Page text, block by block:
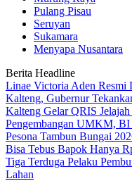
Pulang Pisau
Seruyan
Sukamara
Menyapa Nusantara
Berita Headline
Linae Victoria Aden Resmi
Kalteng, Gubernur
Kalteng Gelar QRIS
Pengembangan UMKM,
Pesona Tambun Bungai
Bisa Tebus Bapok Hanya
Tiga Terduga Pelaku
Lahan